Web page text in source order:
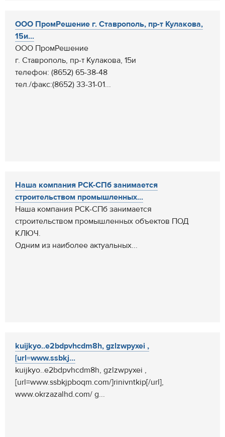
ООО ПромРешение г. Ставрополь, пр-т Кулакова,
15и...
ООО ПромРешение
г. Ставрополь, пр-т Кулакова, 15и
телефон: (8652) 65-38-48
тел./факс:(8652) 33-31-01...
Наша компания РСК-СПб занимается
строительством промышленных...
Наша компания РСК-СПб занимается
строительством промышленных объектов ПОД
КЛЮЧ.
Одним из наиболее актуальных...
kuijkyo..e2bdpvhcdm8h, gzlzwpyxei ,
[url=www.ssbkj...
kuijkyo..e2bdpvhcdm8h, gzlzwpyxei ,
[url=www.ssbkjpboqm.com/]rinivntkip[/url],
www.okrzazalhd.com/ g...